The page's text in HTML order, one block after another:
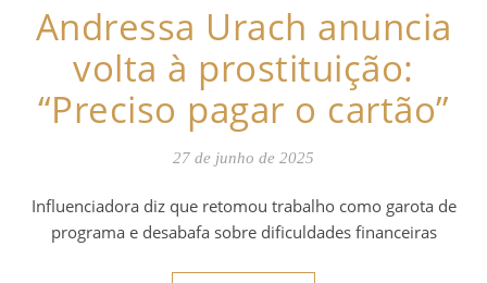
Andressa Urach anuncia
volta à prostituição:
“Preciso pagar o cartão”
27 de junho de 2025
Influenciadora diz que retomou trabalho como garota de
programa e desabafa sobre dificuldades financeiras